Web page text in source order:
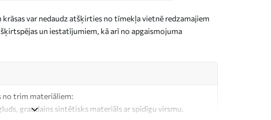
var nedaudz atšķirties no tīmekļa vietnē redzamajiem
un iestatījumiem, kā arī no apgaismojuma
no trim materiāliem:
graudains sintētisks materiāls ar spīdīgu virsmu.